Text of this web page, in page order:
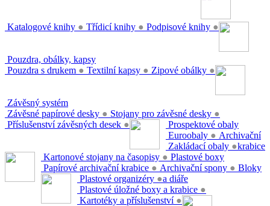
Katalogové knihy ● Třídicí knihy ● Podpisové knihy ●
Pouzdra, obálky, kapsy
Pouzdra s drukem ● Textilní kapsy ● Zipové obálky ●
Závěsný systém
Závěsné papírové desky ● Stojany pro závěsné desky ●
Příslušenství závěsných desek ●
Prospektové obaly
Euroobaly ●
Zakládací obaly ●
Archivační
krabice
Kartonové stojany na časopisy ●
Papírové archivační krabice ● Archivační spony ●
Plastové boxy
Plastové organizéry ●
Plastové úložné boxy a krabice ●
Kartotéky a příslušenství ●
Bloky
a diáře